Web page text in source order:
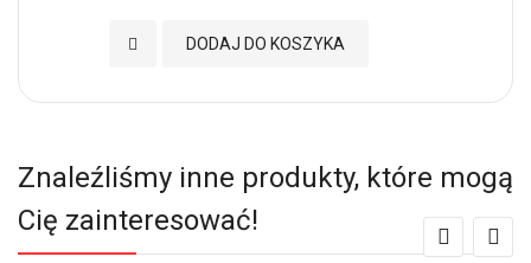
DODAJ DO KOSZYKA
Dodaj do Ulubionych
Znaleźliśmy inne produkty, które mogą
Cię zainteresować!